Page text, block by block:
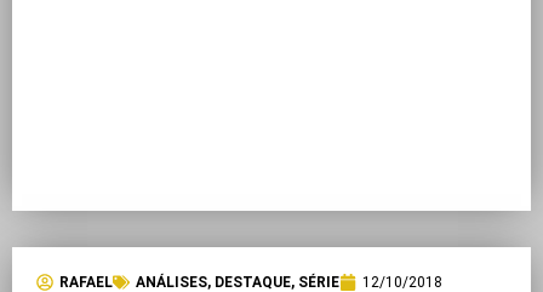
RAFAEL ANÁLISES, DESTAQUE, SÉRIE 12/10/2018